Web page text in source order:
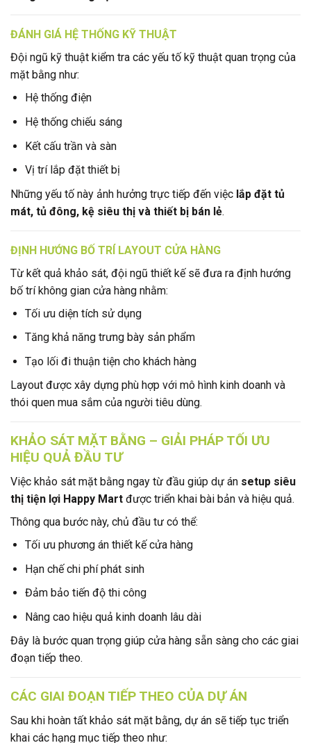
ĐÁNH GIÁ HỆ THỐNG KỸ THUẬT
Đội ngũ kỹ thuật kiểm tra các yếu tố kỹ thuật quan trọng của
mặt bằng như:
Hệ thống điện
Hệ thống chiếu sáng
Kết cấu trần và sàn
Vị trí lắp đặt thiết bị
Những yếu tố này ảnh hưởng trực tiếp đến việc lắp đặt tủ
mát, tủ đông, kệ siêu thị và thiết bị bán lẻ.
ĐỊNH HƯỚNG BỐ TRÍ LAYOUT CỬA HÀNG
Từ kết quả khảo sát, đội ngũ thiết kế sẽ đưa ra định hướng
bố trí không gian cửa hàng nhằm:
Tối ưu diện tích sử dụng
Tăng khả năng trưng bày sản phẩm
Tạo lối đi thuận tiện cho khách hàng
Layout được xây dựng phù hợp với mô hình kinh doanh và
thói quen mua sắm của người tiêu dùng.
KHẢO SÁT MẶT BẰNG – GIẢI PHÁP TỐI ƯU
HIỆU QUẢ ĐẦU TƯ
Việc khảo sát mặt bằng ngay từ đầu giúp dự án setup siêu
thị tiện lợi Happy Mart được triển khai bài bản và hiệu quả.
Thông qua bước này, chủ đầu tư có thể:
Tối ưu phương án thiết kế cửa hàng
Hạn chế chi phí phát sinh
Đảm bảo tiến độ thi công
Nâng cao hiệu quả kinh doanh lâu dài
Đây là bước quan trọng giúp cửa hàng sẵn sàng cho các giai
đoạn tiếp theo.
CÁC GIAI ĐOẠN TIẾP THEO CỦA DỰ ÁN
Sau khi hoàn tất khảo sát mặt bằng, dự án sẽ tiếp tục triển
khai các hạng mục tiếp theo như: